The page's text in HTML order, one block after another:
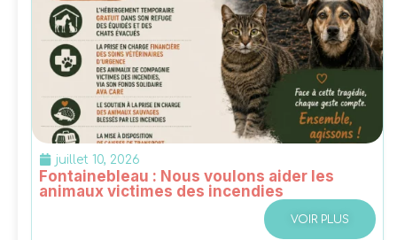
juillet 10, 2026
Fontainebleau : Nous voulons aider les
animaux victimes des incendies
VOIR PLUS